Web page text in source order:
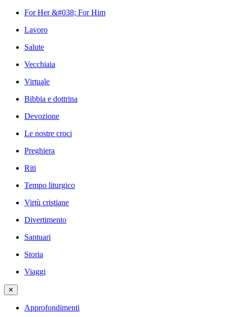
For Her &#038; For Him
Lavoro
Salute
Vecchiaia
Virtuale
Bibbia e dottrina
Devozione
Le nostre croci
Preghiera
Riti
Tempo liturgico
Virtù cristiane
Divertimento
Santuari
Storia
Viaggi
✕
Approfondimenti